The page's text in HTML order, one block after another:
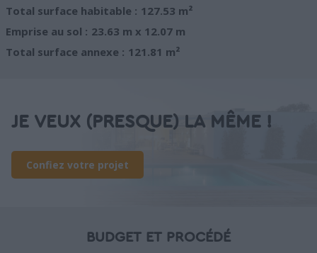
Total surface habitable : 127.53 m²
Emprise au sol : 23.63 m x 12.07 m
Total surface annexe : 121.81 m²
JE VEUX (PRESQUE) LA MÊME !
Confiez votre projet
BUDGET ET PROCÉDÉ